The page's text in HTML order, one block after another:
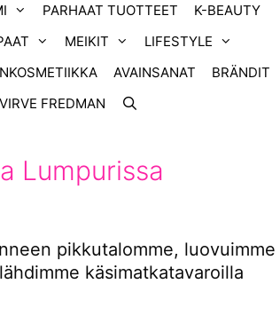
PARHAAT TUOTTEET
K-BEAUTY
MEIKIT
LIFESTYLE
AVAINSANAT
BRÄNDIT
VIRVE FREDMAN
Lumpurissa
pikkutalomme, luovuimme
käsimatkatavaroilla